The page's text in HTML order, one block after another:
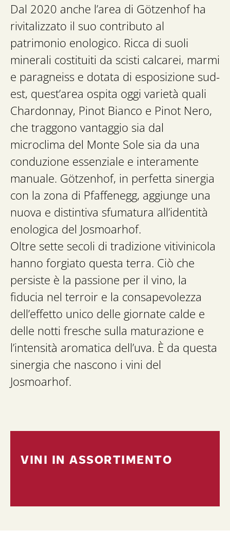
Dal 2020 anche l’area di Götzenhof ha
rivitalizzato il suo contributo al
patrimonio enologico. Ricca di suoli
minerali costituiti da scisti calcarei, marmi
e paragneiss e dotata di esposizione sud-
est, quest’area ospita oggi varietà quali
Chardonnay, Pinot Bianco e Pinot Nero,
che traggono vantaggio sia dal
microclima del Monte Sole sia da una
conduzione essenziale e interamente
manuale. Götzenhof, in perfetta sinergia
con la zona di Pfaffenegg, aggiunge una
nuova e distintiva sfumatura all’identità
enologica del Josmoarhof.
Oltre sette secoli di tradizione vitivinicola
hanno forgiato questa terra. Ciò che
persiste è la passione per il vino, la
fiducia nel terroir e la consapevolezza
dell’effetto unico delle giornate calde e
delle notti fresche sulla maturazione e
l’intensità aromatica dell’uva. È da questa
sinergia che nascono i vini del
Josmoarhof.
VINI IN ASSORTIMENTO